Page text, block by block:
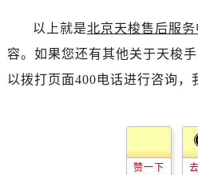
以上就是北京天梭售后服务
容。如果您还有其他关于天梭
以拨打页面400电话进行咨询，
赞一下